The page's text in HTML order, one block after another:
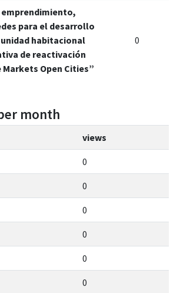
emprendimiento,
para el desarrollo
habitacional
de reactivación
Open Cities”
0
month
views
0
0
0
0
0
0